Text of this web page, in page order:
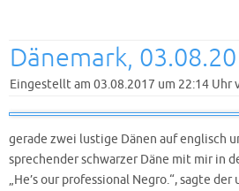
Dänemark,
Eingestellt am 03.08.2017 um 22:14 Uhr
gerade zwei lustige Dänen auf englisch
sprechender schwarzer Däne mit mir in
„He’s our professional Negro.“, sagte